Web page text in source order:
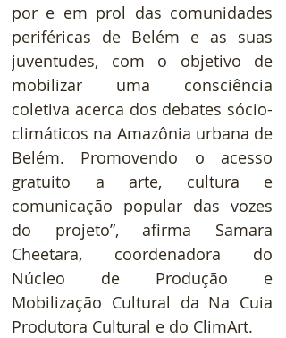
por e em prol das comunidades
periféricas de Belém e as suas
juventudes, com o objetivo de
mobilizar uma consciência
coletiva acerca dos debates sócio-
climáticos na Amazônia urbana de
Belém. Promovendo o acesso
gratuito a arte, cultura e
comunicação popular das vozes
do projeto”, afirma Samara
Cheetara, coordenadora do
Núcleo de Produção e
Mobilização Cultural da Na Cuia
Produtora Cultural e do ClimArt.